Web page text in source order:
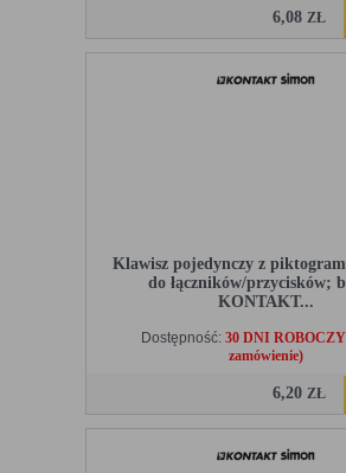
6,08 ZŁ
Klawisz pojedynczy z
do łączników/przycisków;
KONTAKT...
Dostępność: 30 DNI
zamówienie)
6,20 ZŁ